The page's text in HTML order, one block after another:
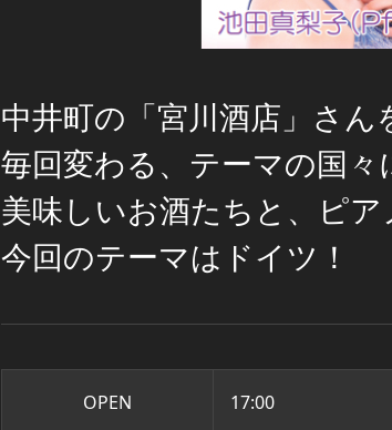
中井町の「宮川酒店」さ
毎回変わる、テーマの国
美味しいお酒たちと、ピ
今回のテーマはドイツ！
OPEN 17:00